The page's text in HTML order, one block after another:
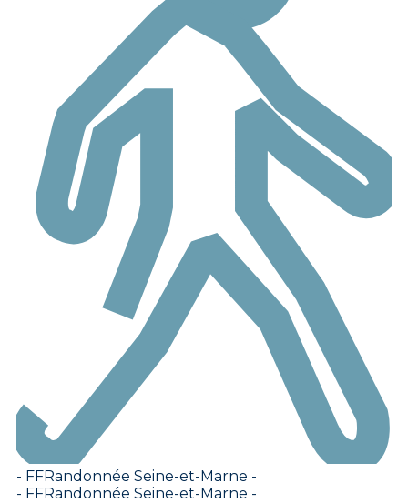
- FFRandonnée Seine-et-Marne -
- FFRandonnée Seine-et-Marne -